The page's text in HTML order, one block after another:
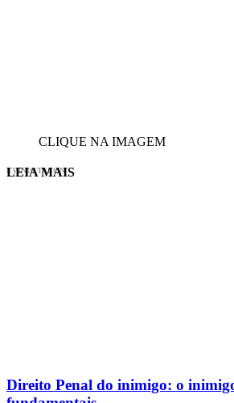
CLIQUE NA IMAGEM
EVINIS TALON
LEIA MAIS
Direito Penal do inimigo: o